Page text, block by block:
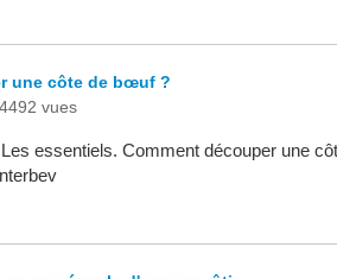
une côte de bœuf ?
4492 vues
essentiels. Comment découper une